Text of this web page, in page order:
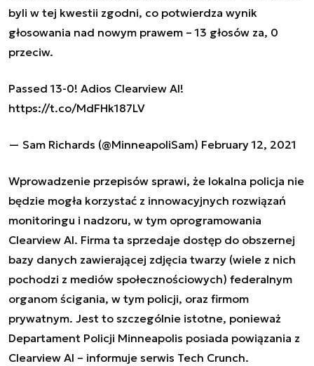
byli w tej kwestii zgodni, co potwierdza wynik
głosowania nad nowym prawem – 13 głosów za, 0
przeciw.
Passed 13-0! Adios Clearview AI!
https://t.co/MdFHk187LV
— Sam Richards (@MinneapoliSam) February 12, 2021
Wprowadzenie przepisów sprawi, że lokalna policja nie
będzie mogła korzystać z innowacyjnych rozwiązań
monitoringu i nadzoru, w tym oprogramowania
Clearview AI. Firma ta sprzedaje dostęp do obszernej
bazy danych zawierającej zdjęcia twarzy (wiele z nich
pochodzi z mediów społecznościowych) federalnym
organom ścigania, w tym policji, oraz firmom
prywatnym. Jest to szczególnie istotne, ponieważ
Departament Policji Minneapolis posiada powiązania z
Clearview AI – informuje serwis Tech Crunch.